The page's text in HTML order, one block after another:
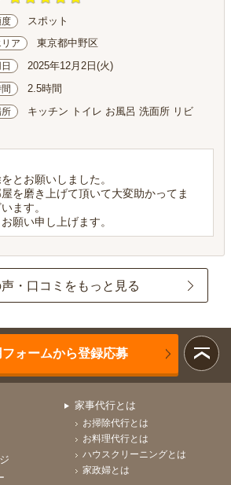
度 スポット
ア 東京都中野区
2025年12月2日(火)
2.5時間
所
キッチン トイレ お風呂 洗面所 リビ
とお願いしました。
を磨き上げて頂いて大変助かってま
ます。
願い申し上げます。
・口コミをもっと見る
フォームから登録応募
家事代行とは
お掃除代行とは
お料理代行とは
ハウスクリーニングとは
家政婦とは